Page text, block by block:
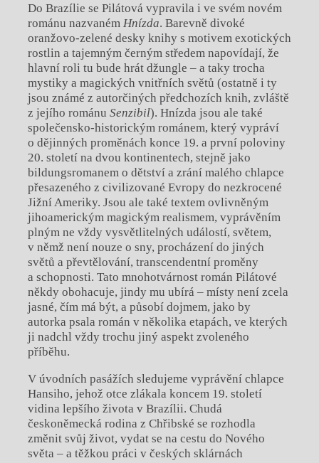
Do Brazílie se Pilátová vypravila i ve svém novém
románu nazvaném Hnízda. Barevně divoké
oranžovo-zelené desky knihy s motivem exotických
rostlin a tajemným černým středem napovídají, že
hlavní roli tu bude hrát džungle – a taky trocha
mystiky a magických vnitřních světů (ostatně i ty
jsou známé z autorčiných předchozích knih, zvláště
z jejího románu Senzibil). Hnízda jsou ale také
společensko-historickým románem, který vypráví
o dějinných proměnách konce 19. a první poloviny
20. století na dvou kontinentech, stejně jako
bildungsromanem o dětství a zrání malého chlapce
přesazeného z civilizované Evropy do nezkrocené
Jižní Ameriky. Jsou ale také textem ovlivněným
jihoamerickým magickým realismem, vyprávěním
plným ne vždy vysvětlitelných událostí, světem,
v němž není nouze o sny, procházení do jiných
světů a převtělování, transcendentní proměny
a schopnosti. Tato mnohotvárnost román Pilátové
někdy obohacuje, jindy mu ubírá – místy není zcela
jasné, čím má být, a působí dojmem, jako by
autorka psala román v několika etapách, ve kterých
ji nadchl vždy trochu jiný aspekt zvoleného
příběhu.
V úvodních pasážích sledujeme vyprávění chlapce
Hansiho, jehož otce zlákala koncem 19. století
vidina lepšího života v Brazílii. Chudá
českoněmecká rodina z Chřibské se rozhodla
změnit svůj život, vydat se na cestu do Nového
světa – a těžkou práci v českých sklárnách